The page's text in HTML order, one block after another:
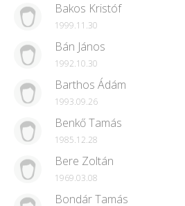
Bakos Kristóf
1999.11.30
Bán János
1992.10.30
Barthos Ádám
1993.09.26
Benkő Tamás
1985.12.28
Bere Zoltán
1969.03.08
Bondár Tamás